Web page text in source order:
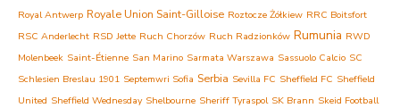
Royal Antwerp Royale Union Saint-Gilloise Roztocze Żółkiew RRC Boitsfort
RSC Anderlecht RSD Jette Ruch Chorzów Ruch Radzionków Rumunia RWD
Molenbeek Saint-Étienne San Marino Sarmata Warszawa Sassuolo Calcio SC
Schlesien Breslau 1901 Septemwri Sofia Serbia Sevilla FC Sheffield FC Sheffield
United Sheffield Wednesday Shelbourne Sheriff Tyraspol SK Brann Skeid Football